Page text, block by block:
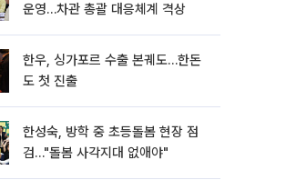
운영…차관 총괄 대응체계 격상
한우, 싱가포르 수출 본궤도…한돈
도 첫 진출
한성숙, 방학 중 초등돌봄 현장 점
검…"돌봄 사각지대 없애야"